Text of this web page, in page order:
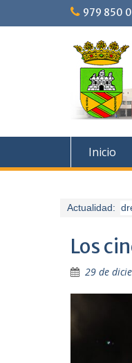
979 850
Inicio
Actualidad:
II Torneo de Ajedrez
Los
29 de